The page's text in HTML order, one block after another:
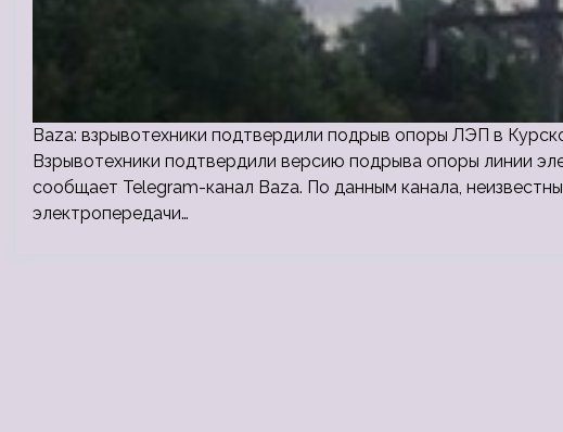
Baza: взрывотехники подтвердили подрыв опоры ЛЭП в
Взрывотехники подтвердили версию подрыва опоры линии
сообщает Telegram-канал Baza. По данным канала,
электропередачи…